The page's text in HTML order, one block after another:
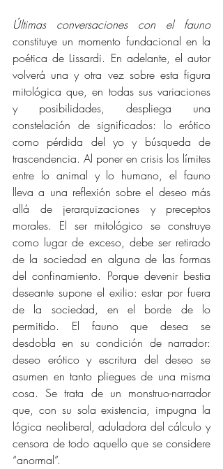
Últimas conversaciones con el fauno
constituye un momento fundacional en la
poética de Lissardi. En adelante, el autor
volverá una y otra vez sobre esta figura
mitológica que, en todas sus variaciones
y posibilidades, despliega una
constelación de significados: lo erótico
como pérdida del yo y búsqueda de
trascendencia. Al poner en crisis los límites
entre lo animal y lo humano, el fauno
lleva a una reflexión sobre el deseo más
allá de jerarquizaciones y preceptos
morales. El ser mitológico se construye
como lugar de exceso, debe ser retirado
de la sociedad en alguna de las formas
del confinamiento. Porque devenir bestia
deseante supone el exilio: estar por fuera
de la sociedad, en el borde de lo
permitido. El fauno que desea se
desdobla en su condición de narrador:
deseo erótico y escritura del deseo se
asumen en tanto pliegues de una misma
cosa. Se trata de un monstruo-narrador
que, con su sola existencia, impugna la
lógica neoliberal, aduladora del cálculo y
censora de todo aquello que se considere
“anormal”.